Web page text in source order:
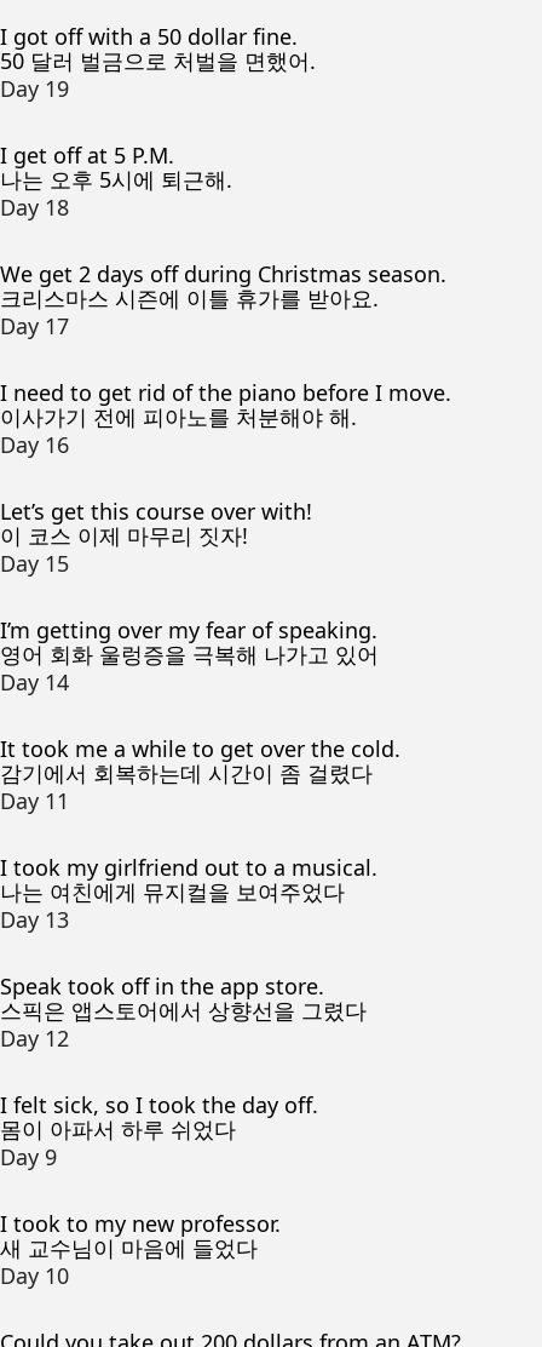
I got off with a 50 dollar fine.
50 달러 벌금으로 처벌을 면했어.
Day 19
I get off at 5 P.M.
나는 오후 5시에 퇴근해.
Day 18
We get 2 days off during Christmas season.
크리스마스 시즌에 이틀 휴가를 받아요.
Day 17
I need to get rid of the piano before I move.
이사가기 전에 피아노를 처분해야 해.
Day 16
Let’s get this course over with!
이 코스 이제 마무리 짓자!
Day 15
I’m getting over my fear of speaking.
영어 회화 울렁증을 극복해 나가고 있어
Day 14
It took me a while to get over the cold.
감기에서 회복하는데 시간이 좀 걸렸다
Day 11
I took my girlfriend out to a musical.
나는 여친에게 뮤지컬을 보여주었다
Day 13
Speak took off in the app store.
스픽은 앱스토어에서 상향선을 그렸다
Day 12
I felt sick, so I took the day off.
몸이 아파서 하루 쉬었다
Day 9
I took to my new professor.
새 교수님이 마음에 들었다
Day 10